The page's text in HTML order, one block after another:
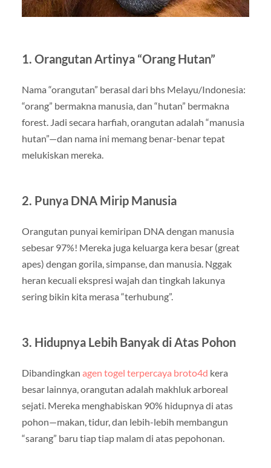
1. Orangutan Artinya “Orang Hutan”
Nama “orangutan” berasal dari bhs Melayu/Indonesia:
“orang” bermakna manusia, dan “hutan” bermakna
forest. Jadi secara harfiah, orangutan adalah “manusia
hutan”—dan nama ini memang benar-benar tepat
melukiskan mereka.
2. Punya DNA Mirip Manusia
Orangutan punyai kemiripan DNA dengan manusia
sebesar 97%! Mereka juga keluarga kera besar (great
apes) dengan gorila, simpanse, dan manusia. Nggak
heran kecuali ekspresi wajah dan tingkah lakunya
sering bikin kita merasa “terhubung”.
3. Hidupnya Lebih Banyak di Atas Pohon
Dibandingkan agen togel terpercaya broto4d kera
besar lainnya, orangutan adalah makhluk arboreal
sejati. Mereka menghabiskan 90% hidupnya di atas
pohon—makan, tidur, dan lebih-lebih membangun
“sarang” baru tiap tiap malam di atas pepohonan.